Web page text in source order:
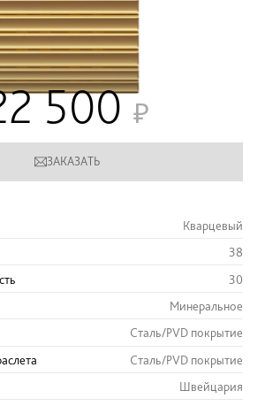
500
ЗАКАЗАТЬ
Кварцевый
38
30
Минеральное
Сталь/PVD покрытие
Сталь/PVD покрытие
Швейцария